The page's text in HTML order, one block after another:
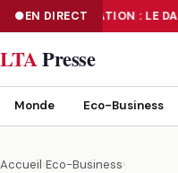
EN DIRECT
NUMÉRISATION : LE
NUMÉRISATION : LE DATA
LTAPresse
Monde Eco-Business
Accueil›Eco-Business›